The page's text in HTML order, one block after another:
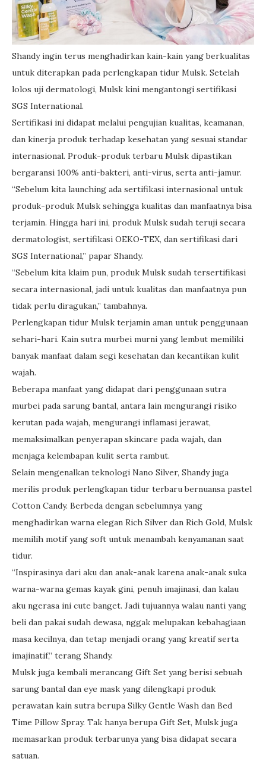
Shandy ingin terus menghadirkan kain-kain yang berkualitas
untuk diterapkan pada perlengkapan tidur Mulsk. Setelah
lolos uji dermatologi, Mulsk kini mengantongi sertifikasi
SGS International.
Sertifikasi ini didapat melalui pengujian kualitas, keamanan,
dan kinerja produk terhadap kesehatan yang sesuai standar
internasional. Produk-produk terbaru Mulsk dipastikan
bergaransi 100% anti-bakteri, anti-virus, serta anti-jamur.
“Sebelum kita launching ada sertifikasi internasional untuk
produk-produk Mulsk sehingga kualitas dan manfaatnya bisa
terjamin. Hingga hari ini, produk Mulsk sudah teruji secara
dermatologist, sertifikasi OEKO-TEX, dan sertifikasi dari
SGS International,” papar Shandy.
“Sebelum kita klaim pun, produk Mulsk sudah tersertifikasi
secara internasional, jadi untuk kualitas dan manfaatnya pun
tidak perlu diragukan,” tambahnya.
Perlengkapan tidur Mulsk terjamin aman untuk penggunaan
sehari-hari. Kain sutra murbei murni yang lembut memiliki
banyak manfaat dalam segi kesehatan dan kecantikan kulit
wajah.
Beberapa manfaat yang didapat dari penggunaan sutra
murbei pada sarung bantal, antara lain mengurangi risiko
kerutan pada wajah, mengurangi inflamasi jerawat,
memaksimalkan penyerapan skincare pada wajah, dan
menjaga kelembapan kulit serta rambut.
Selain mengenalkan teknologi Nano Silver, Shandy juga
merilis produk perlengkapan tidur terbaru bernuansa pastel
Cotton Candy. Berbeda dengan sebelumnya yang
menghadirkan warna elegan Rich Silver dan Rich Gold, Mulsk
memilih motif yang soft untuk menambah kenyamanan saat
tidur.
“Inspirasinya dari aku dan anak-anak karena anak-anak suka
warna-warna gemas kayak gini, penuh imajinasi, dan kalau
aku ngerasa ini cute banget. Jadi tujuannya walau nanti yang
beli dan pakai sudah dewasa, nggak melupakan kebahagiaan
masa kecilnya, dan tetap menjadi orang yang kreatif serta
imajinatif,” terang Shandy.
Mulsk juga kembali merancang Gift Set yang berisi sebuah
sarung bantal dan eye mask yang dilengkapi produk
perawatan kain sutra berupa Silky Gentle Wash dan Bed
Time Pillow Spray. Tak hanya berupa Gift Set, Mulsk juga
memasarkan produk terbarunya yang bisa didapat secara
satuan.